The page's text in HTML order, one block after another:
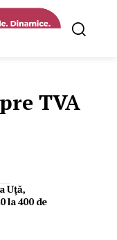
TVA
Uță,
la 400 de